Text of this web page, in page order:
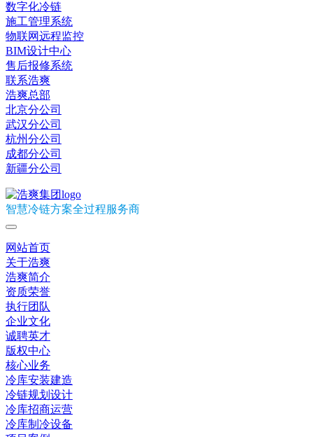
数字化冷链
施工管理系统
物联网远程监控
BIM设计中心
售后报修系统
联系浩爽
浩爽总部
北京分公司
武汉分公司
杭州分公司
成都分公司
新疆分公司
智慧冷链方案全过程服务商
网站首页
关于浩爽
浩爽简介
资质荣誉
执行团队
企业文化
诚聘英才
版权中心
核心业务
冷库安装建造
冷链规划设计
冷库招商运营
冷库制冷设备